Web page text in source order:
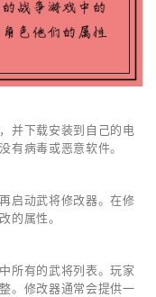
并下载安装到自己的电
有病毒或恶意软件。
启动武将修改器。在修
的属性。
所有的武将列表。玩家
。修改器通常会提供一